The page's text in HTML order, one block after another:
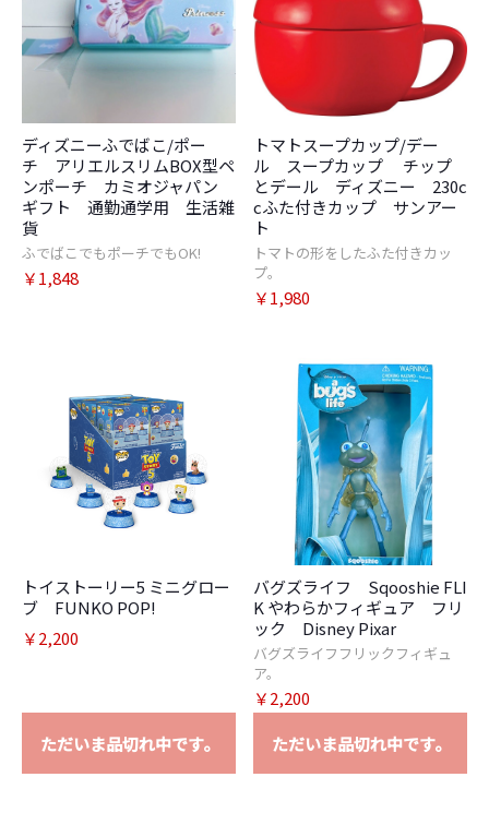
ディズニーふでばこ/ポー
チ アリエルスリムBOX型ペ
ンポーチ カミオジャパン
ギフト 通勤通学用 生活雑
貨
ふでばこでもポーチでもOK!
￥1,848
トマトスープカップ/デー
ル スープカップ チップ
とデール ディズニー 230c
cふた付きカップ サンアー
ト
トマトの形をしたふた付きカッ
プ。
￥1,980
トイストーリー5 ミニグロー
ブ FUNKO POP!
￥2,200
ただいま品切れ中です。
バグズライフ Sqooshie FLI
K やわらかフィギュア フリ
ック Disney Pixar
バグズライフフリックフィギュ
ア。
￥2,200
ただいま品切れ中です。